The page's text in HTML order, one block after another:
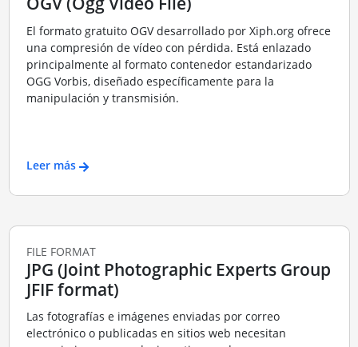
El formato gratuito OGV desarrollado por Xiph.org ofrece
una compresión de vídeo con pérdida. Está enlazado
principalmente al formato contenedor estandarizado
OGG Vorbis, diseñado específicamente para la
manipulación y transmisión.
Leer más
FILE FORMAT
JPG (Joint Photographic Experts Group
JFIF format)
Las fotografías e imágenes enviadas por correo
electrónico o publicadas en sitios web necesitan